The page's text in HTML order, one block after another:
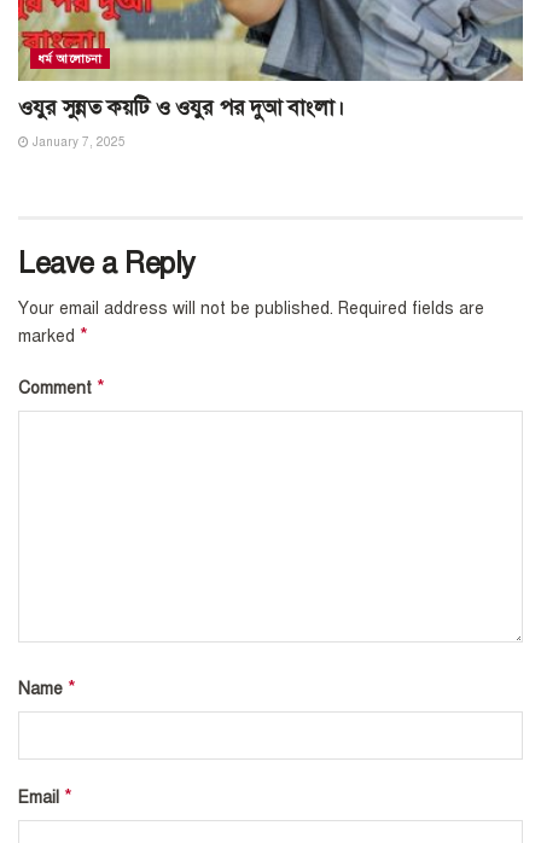
ধর্ম আলোচনা
ওযুর সুন্নত কয়টি ও ওযুর পর দুআ বাংলা।
January 7, 2025
Leave a Reply
Your email address will not be published. Required fields are
marked *
Comment *
Name *
Email *